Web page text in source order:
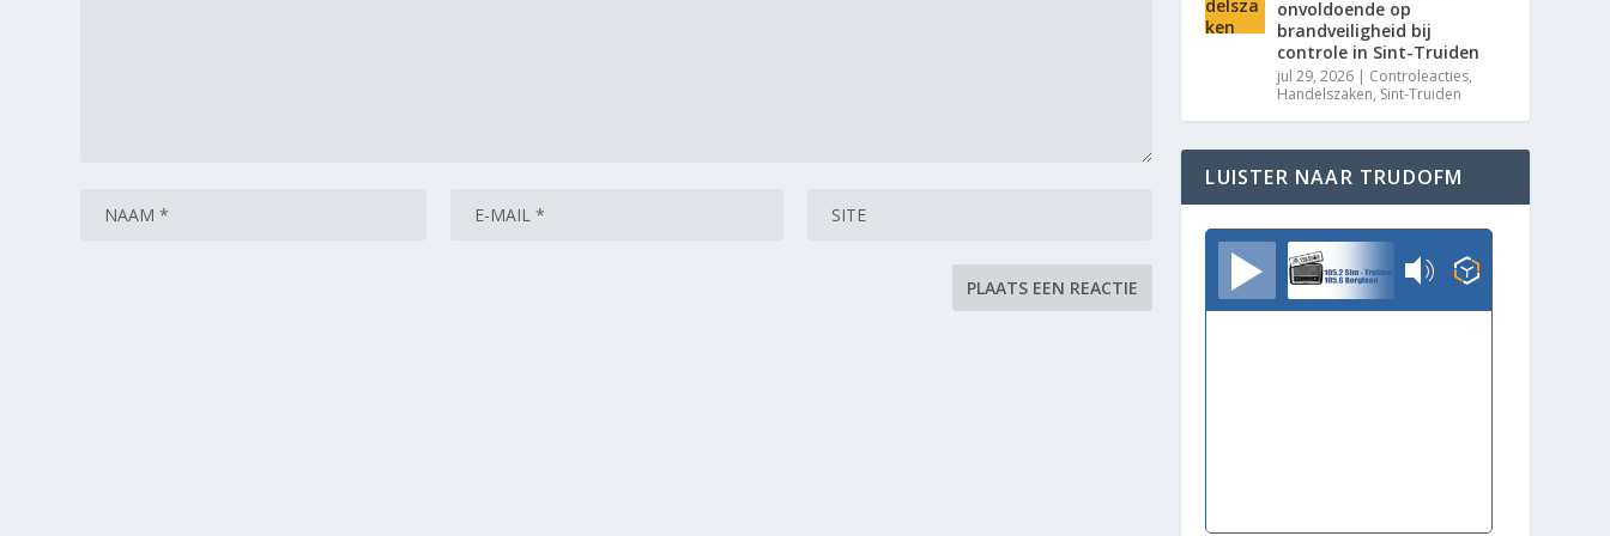
onvoldoende op
brandveiligheid bij
controle in Sint-Truiden
jul 29, 2026 | Controleacties,
Handelszaken, Sint-Truiden
LUISTER NAAR TRUDOFM
TrudoFM